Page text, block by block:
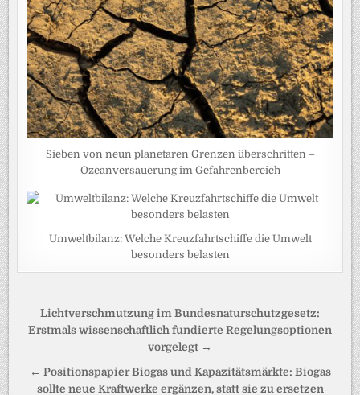
Sieben von neun planetaren Grenzen überschritten –
Ozeanversauerung im Gefahrenbereich
Umweltbilanz: Welche Kreuzfahrtschiffe die Umwelt
besonders belasten
Beitragsnavigation
Lichtverschmutzung im Bundesnaturschutzgesetz:
Erstmals wissenschaftlich fundierte Regelungsoptionen
vorgelegt →
← Positionspapier Biogas und Kapazitätsmärkte: Biogas
sollte neue Kraftwerke ergänzen, statt sie zu ersetzen